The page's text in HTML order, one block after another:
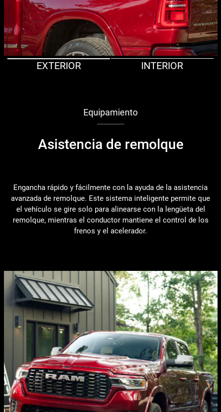
EXTERIOR INTERIOR
Equipamiento
Asistencia de remolque
Engancha rápido y fácilmente con la ayuda de la asistencia
avanzada de remolque. Este sistema inteligente permite que
el vehículo se gire solo para alinearse con la lengüeta del
remolque, mientras el conductor mantiene el control de los
frenos y el acelerador.